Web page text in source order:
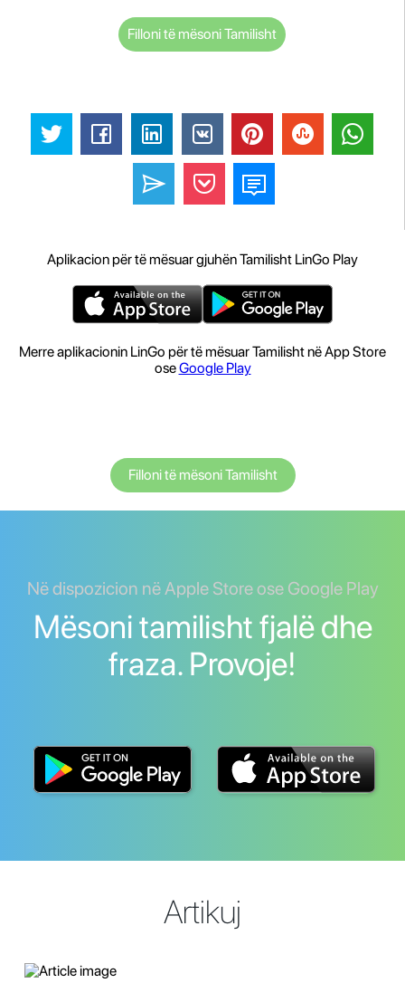
Filloni të mësoni Tamilisht
Aplikacion për të mësuar gjuhën Tamilisht LinGo Play
Merre aplikacionin LinGo për të mësuar Tamilisht në App Store
oseGoogle Play
Filloni të mësoni Tamilisht
Në dispozicion në Apple Store ose Google Play
Mësoni tamilisht fjalë dhe
fraza. Provoje!
Artikuj